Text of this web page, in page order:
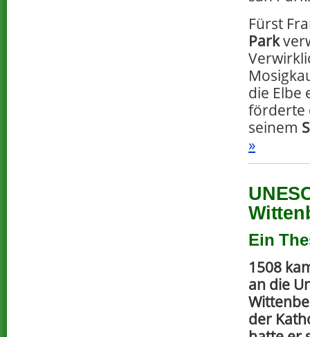
Fürst
Park
die Elbe
förderte
seinem
»
Ein
1508
an die
der